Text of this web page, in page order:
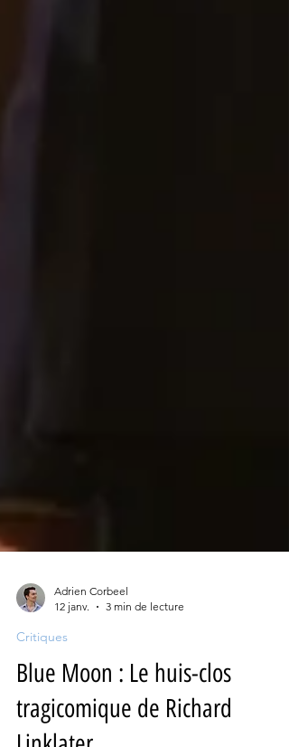
12 janv.
3 min de lecture
Critiques
Blue Moon : Le huis-clos